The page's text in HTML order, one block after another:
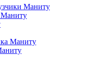
Маниту
Маниту
Маниту